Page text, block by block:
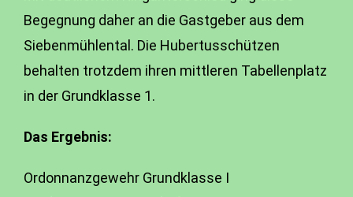
Begegnung daher an die Gastgeber aus dem
Siebenmühlental. Die Hubertusschützen
behalten trotzdem ihren mittleren Tabellenplatz
in der Grundklasse 1.
Das Ergebnis:
Ordonnanzgewehr Grundklasse I